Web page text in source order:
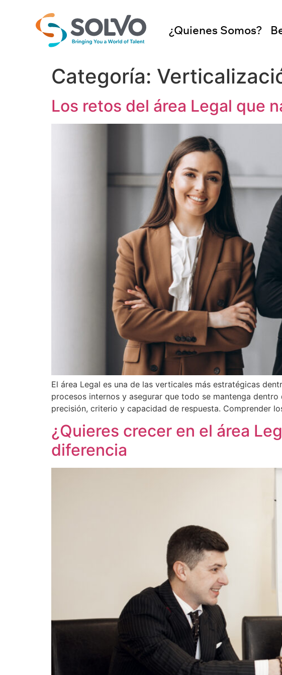
¿Quienes Somos?
Categoría:
Los retos del área Legal que
El área Legal es una de las verticales más estratégicas
procesos internos y asegurar que todo se mantenga
precisión, criterio y capacidad de respuesta. Comprender
¿Quieres crecer en el área
diferencia